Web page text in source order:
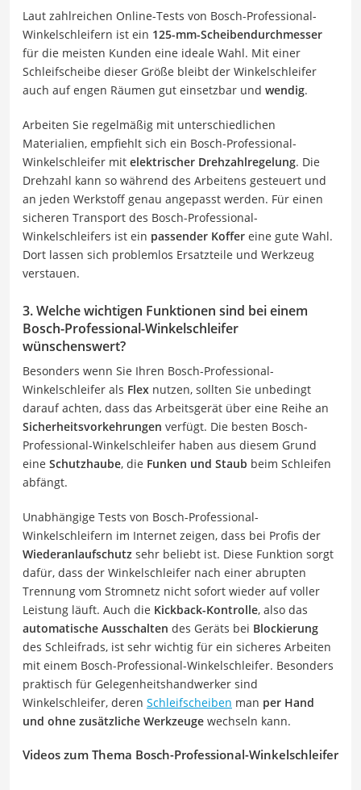
Laut zahlreichen Online-Tests von Bosch-Professional-
Winkelschleifern ist ein 125-mm-Scheibendurchmesser
für die meisten Kunden eine ideale Wahl. Mit einer
Schleifscheibe dieser Größe bleibt der Winkelschleifer
auch auf engen Räumen gut einsetzbar und wendig.
Arbeiten Sie regelmäßig mit unterschiedlichen
Materialien, empfiehlt sich ein Bosch-Professional-
Winkelschleifer mit elektrischer Drehzahlregelung. Die
Drehzahl kann so während des Arbeitens gesteuert und
an jeden Werkstoff genau angepasst werden. Für einen
sicheren Transport des Bosch-Professional-
Winkelschleifers ist ein passender Koffer eine gute Wahl.
Dort lassen sich problemlos Ersatzteile und Werkzeug
verstauen.
3. Welche wichtigen Funktionen sind bei einem
Bosch-Professional-Winkelschleifer
wünschenswert?
Besonders wenn Sie Ihren Bosch-Professional-
Winkelschleifer als Flex nutzen, sollten Sie unbedingt
darauf achten, dass das Arbeitsgerät über eine Reihe an
Sicherheitsvorkehrungen verfügt. Die besten Bosch-
Professional-Winkelschleifer haben aus diesem Grund
eine Schutzhaube, die Funken und Staub beim Schleifen
abfängt.
Unabhängige Tests von Bosch-Professional-
Winkelschleifern im Internet zeigen, dass bei Profis der
Wiederanlaufschutz sehr beliebt ist. Diese Funktion sorgt
dafür, dass der Winkelschleifer nach einer abrupten
Trennung vom Stromnetz nicht sofort wieder auf voller
Leistung läuft. Auch die Kickback-Kontrolle, also das
automatische Ausschalten des Geräts bei Blockierung
des Schleifrads, ist sehr wichtig für ein sicheres Arbeiten
mit einem Bosch-Professional-Winkelschleifer. Besonders
praktisch für Gelegenheitshandwerker sind
Winkelschleifer, deren Schleifscheiben man per Hand
und ohne zusätzliche Werkzeuge wechseln kann.
Videos zum Thema Bosch-Professional-Winkelschleifer